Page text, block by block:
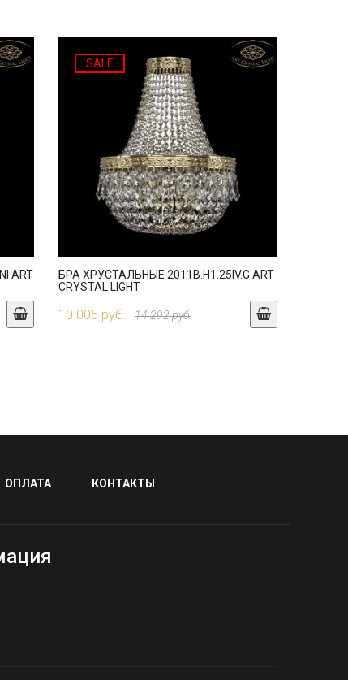
ART
SALE
БРА ХРУСТАЛЬНЫЕ 2011B.H1.25IV.G ART
CRYSTAL LIGHT
10 005 руб. 14 292 руб.
ОПЛАТА КОНТАКТЫ